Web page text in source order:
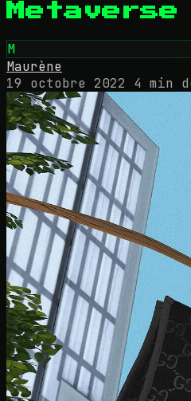
M
Maurène
19 octobre 2022
4 min